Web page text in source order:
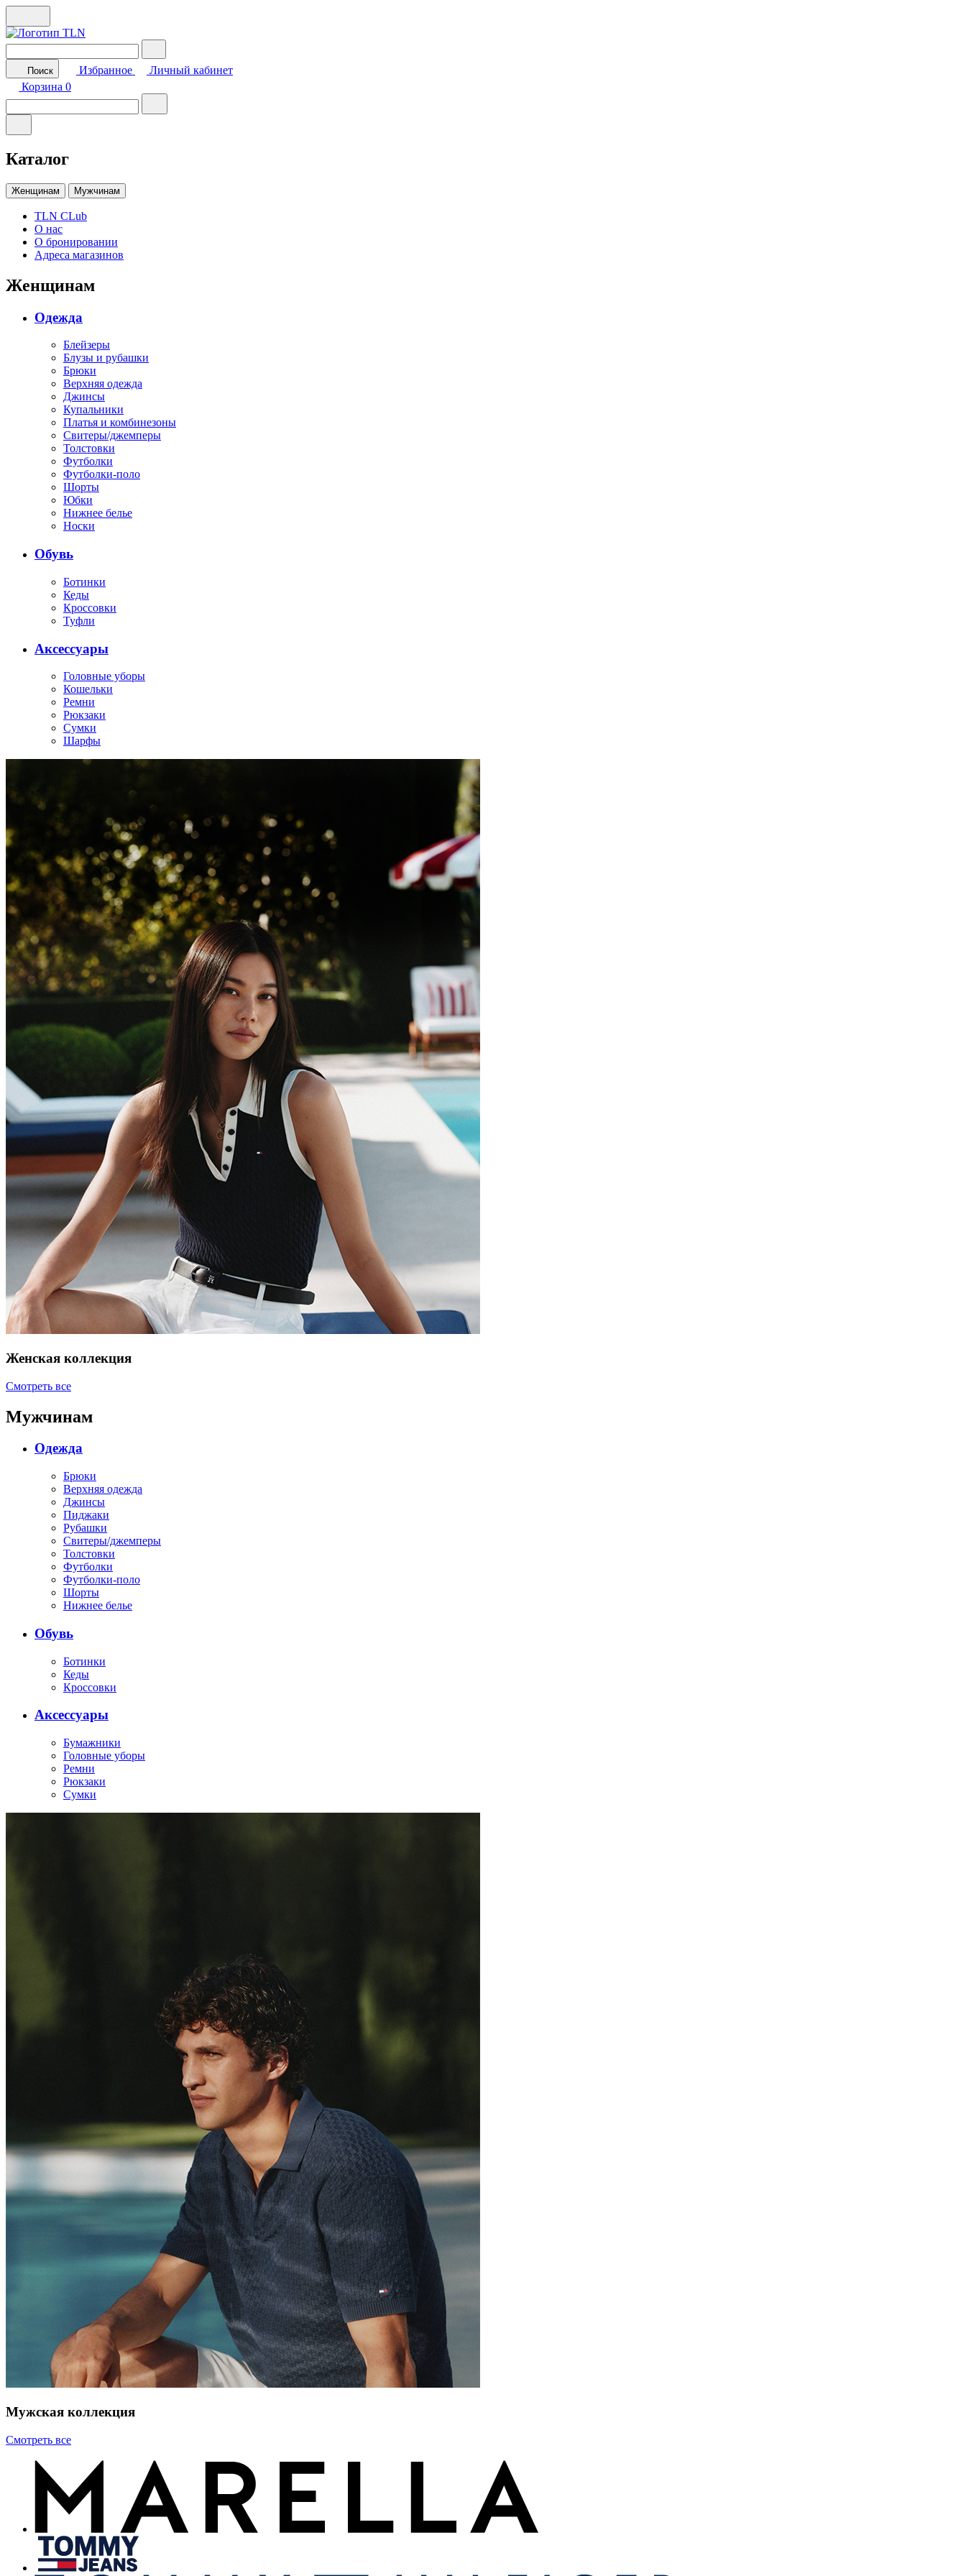
Поиск Избранное
Личный кабинет
Корзина 0
Каталог
Женщинам Мужчинам
TLN CLub
О нас
О бронировании
Адреса магазинов
Женщинам
Одежда
Блейзеры
Блузы и рубашки
Брюки
Верхняя одежда
Джинсы
Купальники
Платья и комбинезоны
Свитеры/джемперы
Толстовки
Футболки
Футболки-поло
Шорты
Юбки
Нижнее белье
Носки
Обувь
Ботинки
Кеды
Кроссовки
Туфли
Аксессуары
Головные уборы
Кошельки
Ремни
Рюкзаки
Сумки
Шарфы
Женская коллекция
Смотреть все
Мужчинам
Одежда
Брюки
Верхняя одежда
Джинсы
Пиджаки
Рубашки
Свитеры/джемперы
Толстовки
Футболки
Футболки-поло
Шорты
Нижнее белье
Обувь
Ботинки
Кеды
Кроссовки
Аксессуары
Бумажники
Головные уборы
Ремни
Рюкзаки
Сумки
Мужская коллекция
Смотреть все